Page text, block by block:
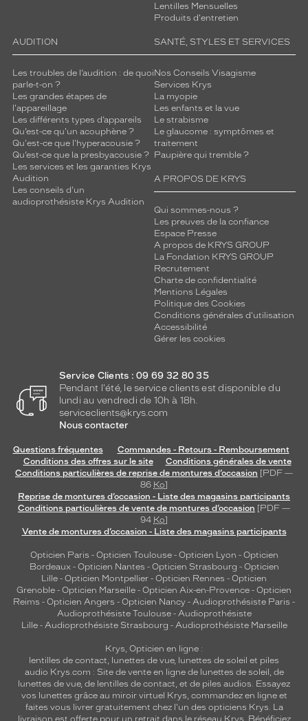
Lentilles Mensuelles
Produits d'entretien
AUDITION
Les troubles de l’audition : de quoi
parle-t-on ?
Les grandes étapes de
l'appareillage
Les différents types d’appareils
Qu’est-ce qu'un acouphène ?
Qu'est-ce que l'hyperacousie ?
Qu’est-ce que la presbyacousie ?
Les services et les garanties Krys
Audition
Les conseils d'un
audioprothésiste Krys Audition
SANTÉ, STYLES ET SERVICES
Nos Conseils Visagisme
Services Krys
La myopie
Les enfants et la vue
Le strabisme
Le glaucome : symptômes et
traitement
Paupière qui tremble ?
A PROPOS DE KRYS
Qui sommes-nous ?
Les preuves de la confiance
Espace Presse
A propos de KRYS GROUP
La Fondation KRYS GROUP
Recrutement
Charte de confidentialité
Mentions Légales
Politique des Cookies
Conditions générales d'utilisation
Accessibilité
Gérer les cookies
Service Clients : 09 69 32 80 35
Pendant l'été, le service clients est disponible du
lundi au vendredi de 10h à 18h.
serviceclients@krys.com
Nous contacter
Questions fréquentes
Commandes - Retours - Remboursement
Conditions des offres sur le site
Conditions générales de vente
Conditions particulières de reprise de montures d’occasion [PDF —
86 Ko]
Reprise de montures d’occasion - Liste des magasins participants
Conditions particulières de vente de montures d’occasion [PDF —
94 Ko]
Vente de montures d’occasion - Liste des magasins participants
Opticien Paris - Opticien Toulouse- Opticien Lyon - Opticien
Bordeaux- Opticien Nantes - Opticien Strasbourg - Opticien
Lille - Opticien Montpellier - Opticien Rennes - Opticien
Grenoble - Opticien Marseille - Opticien Aix-en-Provence - Opticien
Reims - Opticien Angers - Opticien Nancy - Audioprothésiste Paris -
Audioprothésiste Toulouse- Audioprothésiste
Lille- Audioprothésiste Strasbourg - Audioprothésiste Marseille
Krys, Opticien en ligne :
lentilles de contact, lunettes de vue, lunettes de soleil et piles
audio Krys.com : Site de vente en ligne de lunettes de soleil, de
lunettes de vue, de lentilles de contact, et de piles audios. Essayez
vos lunettes grâce au miroir virtuel Krys, commandez en ligne et
faites vous livrer gratuitement chez l'un des opticiens Krys. La
livraison est offerte pour un retrait dans le réseau Krys. Bénéficiez